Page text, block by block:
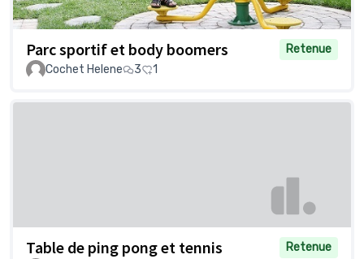
Parc sportif et body boomers
Retenue
Cochet Helene
3 1
Table de ping pong et tennis
Retenue